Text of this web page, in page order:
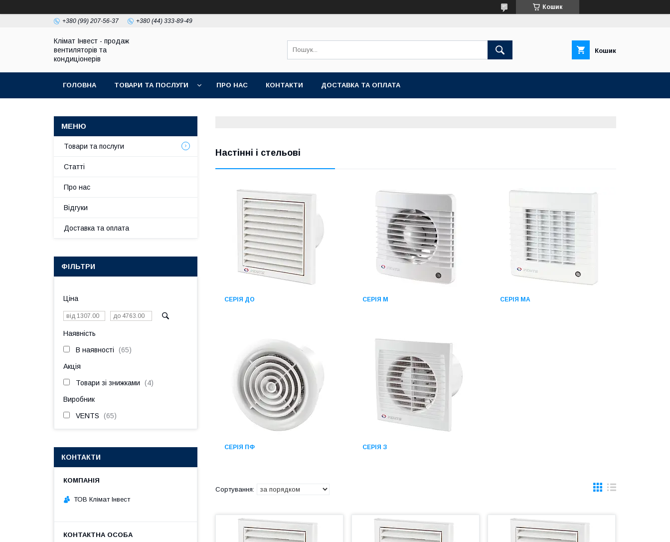
Кошик
+380 (99) 207-56-37 +380 (44) 333-89-49
Клімат Інвест - продаж
вентиляторів та
кондиціонерів
Кошик
ГОЛОВНА ТОВАРИ ТА ПОСЛУГИ ПРО НАС КОНТАКТИ ДОСТАВКА ТА ОПЛАТА
Настінні і стельові
СЕРІЯ ДО СЕРІЯ М СЕРІЯ МА
СЕРІЯ ПФ СЕРІЯ З
Товари та послуги
Статті
Про нас
Відгуки
Доставка та оплата
ФІЛЬТРИ
Ціна
Наявність
В наявності 65
Акція
Товари зі знижками 4
Виробник
VENTS 65
КОНТАКТИ
ТОВ Клімат Інвест